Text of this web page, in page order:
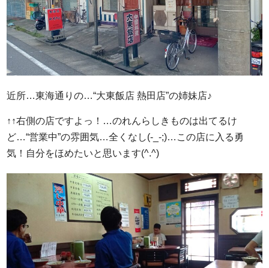
近所…東海通りの…“大東飯店 熱田店”の姉妹店♪
↑↑右側の店ですよっ！…のれんらしきものは出てるけ
ど…“営業中”の雰囲気…全くなし(-_-;)…この店に入る勇
気！自分をほめたいと思います(^.^)